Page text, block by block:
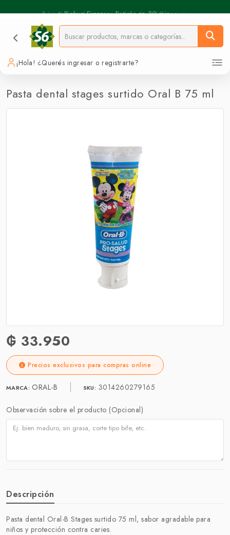
⚡️ Pickup Express - Retirás en 30 min.
¡Hola! ¿Querés ingresar o registrarte?
Pasta dental stages surtido Oral B 75 ml
₲ 33.950
Precios exclusivos para compras online
MARCA: ORAL-B SKU: 3014260279165
Observación sobre el producto (Opcional)
Descripción
Pasta dental Oral-B Stages surtido 75 ml, sabor agradable para
niños y protección contra caries.